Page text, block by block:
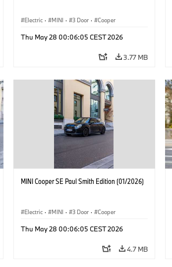
Electric · MINI · 3 Door · Cooper
Thu May 28 00:06:05 CEST 2026
3.77 MB
MINI Cooper SE Paul Smith Edition (01/2026)
Electric · MINI · 3 Door · Cooper
Thu May 28 00:06:05 CEST 2026
4.7 MB